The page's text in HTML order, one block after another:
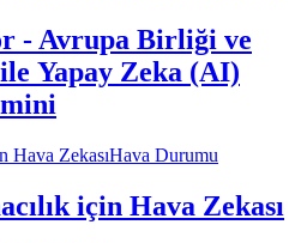
- Avrupa Birliği ve
Yapay Zeka (AI)
Hava Durumu
için Hava Zekası